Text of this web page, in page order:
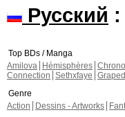
Русский :
Top BDs / Manga
Amilova
Hémisphères
Connection Sethxfaye Graped
Genre
Action
Dessins - Artworks